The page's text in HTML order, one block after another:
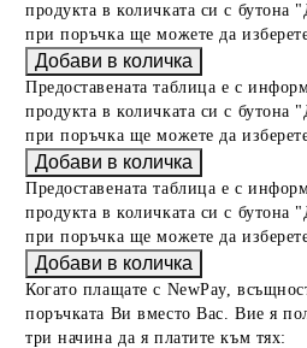
продукта в количката си с бутона
при поръчка ще можете да
Предоставената таблица е с
продукта в количката си с бутона
при поръчка ще можете да
Предоставената таблица е с
продукта в количката си с бутона
при поръчка ще можете да
Когато плащате с NewPay,
поръчката Ви вместо Вас. Вие я
три начина да я платите към тях: